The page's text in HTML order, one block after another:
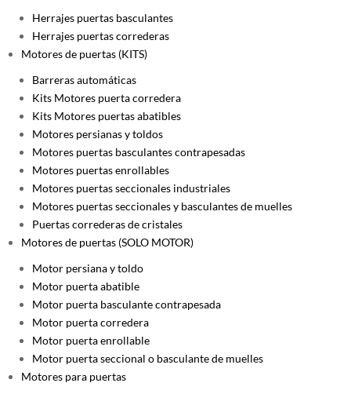
Herrajes puertas basculantes
Herrajes puertas correderas
Motores de puertas (KITS)
Barreras automáticas
Kits Motores puerta corredera
Kits Motores puertas abatibles
Motores persianas y toldos
Motores puertas basculantes contrapesadas
Motores puertas enrollables
Motores puertas seccionales industriales
Motores puertas seccionales y basculantes de muelles
Puertas correderas de cristales
Motores de puertas (SOLO MOTOR)
Motor persiana y toldo
Motor puerta abatible
Motor puerta basculante contrapesada
Motor puerta corredera
Motor puerta enrollable
Motor puerta seccional o basculante de muelles
Motores para puertas